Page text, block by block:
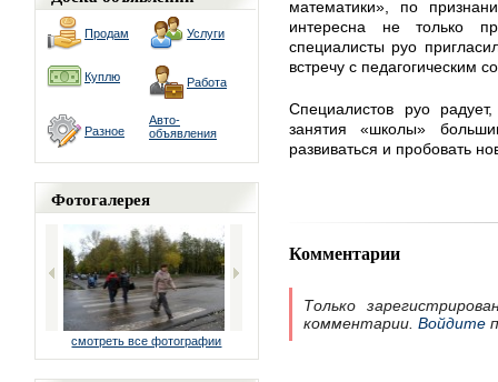
Продам Услуги
Куплю Работа
Разное
Авто-
объявления
Фотогалерея
смотреть все фотографии
математики», по
интересна не только
специалисты руо
встречу с педагогическим
Специалистов руо
занятия «школы»
развиваться и пробовать
Комментарии
Только
комментарии. Войдите